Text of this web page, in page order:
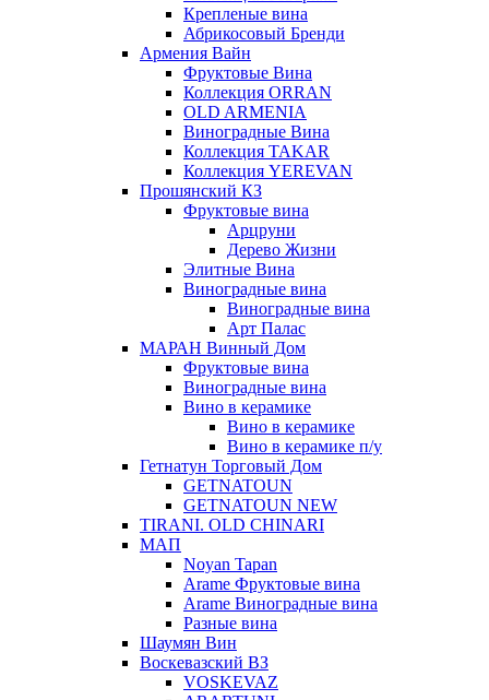
Крепленые вина
Абрикосовый Бренди
Армения Вайн
Фруктовые Вина
Коллекция ORRAN
OLD ARMENIA
Виноградные Вина
Коллекция TAKAR
Коллекция YEREVAN
Прошянский КЗ
Фруктовые вина
Арцруни
Дерево Жизни
Элитные Вина
Виноградные вина
Виноградные вина
Арт Палас
МАРАН Винный Дом
Фруктовые вина
Виноградные вина
Вино в керамике
Вино в керамике
Вино в керамике п/у
Гетнатун Торговый Дом
GETNATOUN
GETNATOUN NEW
TIRANI. OLD CHINARI
МАП
Noyan Tapan
Arame Фруктовые вина
Arame Виноградные вина
Разные вина
Шаумян Вин
Воскевазский ВЗ
VOSKEVAZ